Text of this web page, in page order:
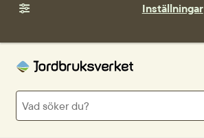
Inställningar
Sök